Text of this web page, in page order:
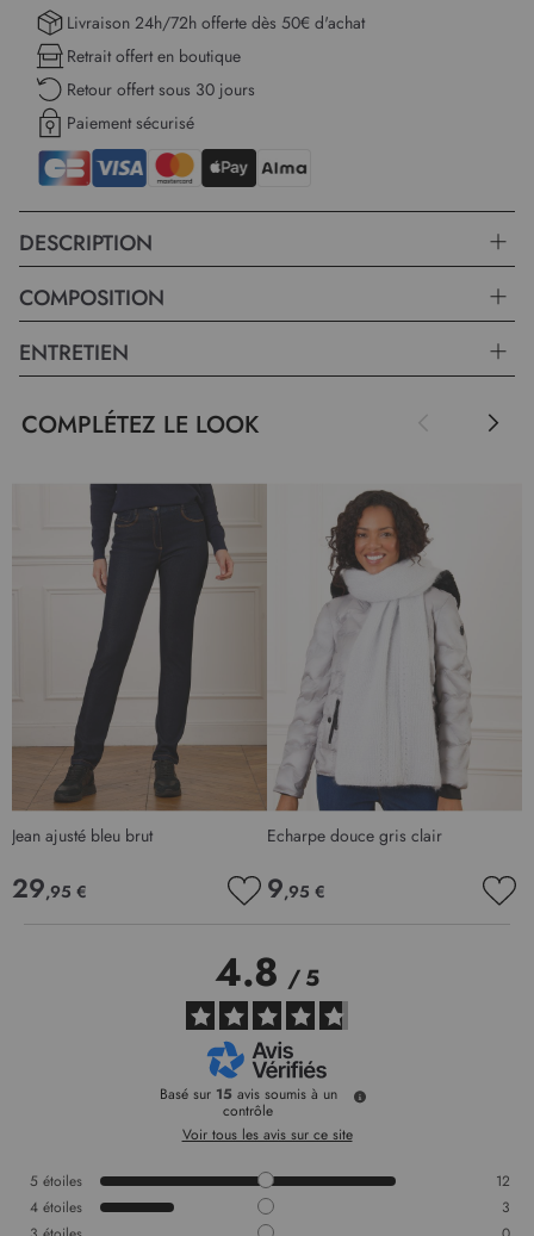
Livraison 24h/72h offerte dès 50€ d'achat
Retrait offert en boutique
Retour offert sous 30 jours
Paiement sécurisé
DESCRIPTION
COMPOSITION
ENTRETIEN
COMPLÉTEZ LE LOOK
Jean ajusté bleu brut
29,95 €
MA
LISTE
D’ENVIE
Echarpe douce gris clair
9,95 €
4.8/5
Basé sur 15 avis soumis à un
contrôle
Voir tous les avis sur ce site
5 étoiles
12
4 étoiles
3